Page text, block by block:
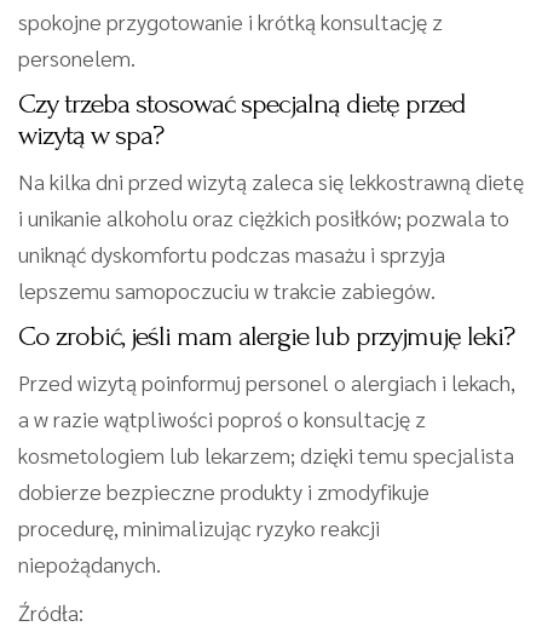
spokojne przygotowanie i krótką konsultację z
personelem.
Czy trzeba stosować specjalną dietę przed
wizytą w spa?
Na kilka dni przed wizytą zaleca się lekkostrawną dietę
i unikanie alkoholu oraz ciężkich posiłków; pozwala to
uniknąć dyskomfortu podczas masażu i sprzyja
lepszemu samopoczuciu w trakcie zabiegów.
Co zrobić, jeśli mam alergie lub przyjmuję leki?
Przed wizytą poinformuj personel o alergiach i lekach,
a w razie wątpliwości poproś o konsultację z
kosmetologiem lub lekarzem; dzięki temu specjalista
dobierze bezpieczne produkty i zmodyfikuje
procedurę, minimalizując ryzyko reakcji
niepożądanych.
Źródła: